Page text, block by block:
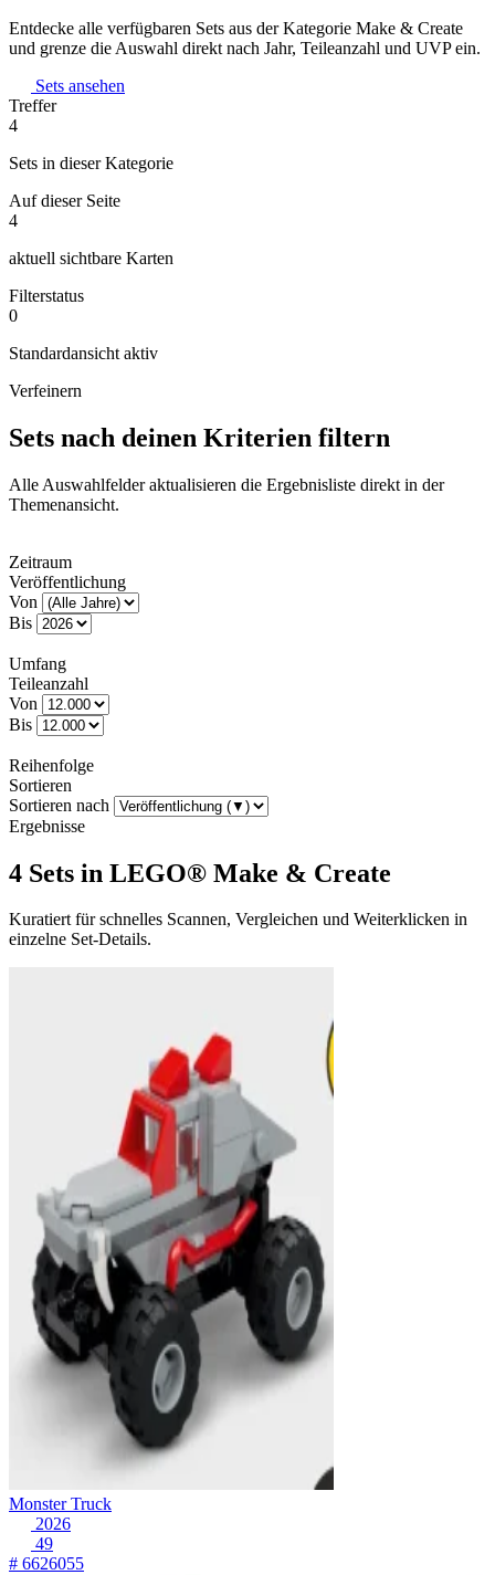
Entdecke alle verfügbaren Sets aus der Kategorie Make & Create
und grenze die Auswahl direkt nach Jahr, Teileanzahl und UVP ein.
Sets ansehen
Treffer
4
Sets in dieser Kategorie
Auf dieser Seite
4
aktuell sichtbare Karten
Filterstatus
0
Standardansicht aktiv
Verfeinern
Sets nach deinen Kriterien filtern
Alle Auswahlfelder aktualisieren die Ergebnisliste direkt in der
Themenansicht.
Zeitraum
Veröffentlichung
Von
Bis
Umfang
Teileanzahl
Von
Bis
Reihenfolge
Sortieren
Sortieren nach
Ergebnisse
4 Sets in LEGO® Make & Create
Kuratiert für schnelles Scannen, Vergleichen und Weiterklicken in
einzelne Set-Details.
Monster Truck
2026
49
# 6626055